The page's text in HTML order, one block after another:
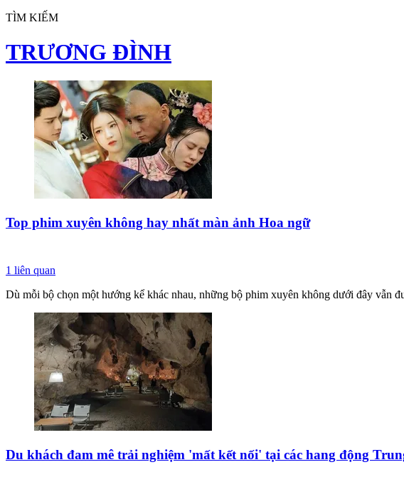
TÌM KIẾM
TRƯƠNG ĐÌNH
Top phim xuyên không hay nhất màn ảnh Hoa ngữ
1 liên quan
Dù mỗi bộ chọn một hướng kể khác nhau, những bộ phim xuyên không dưới đây vẫn
Du khách đam mê trải nghiệm 'mất kết nối' tại các hang động